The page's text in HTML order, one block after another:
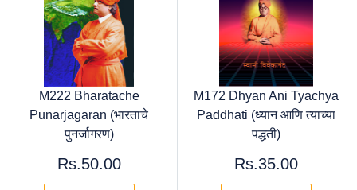
M222 Bharatache
Punarjagaran (भारताचे
पुनर्जागरण)
Rs.50.00
M172 Dhyan Ani Tyachya
Paddhati (ध्यान आणि त्याच्या
पद्धती)
Rs.35.00